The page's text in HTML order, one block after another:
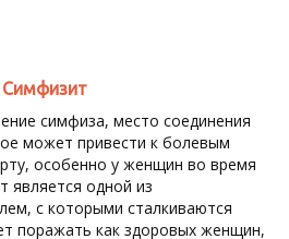
Симфизит
симфиза, место соединения
может привести к болевым
особенно у женщин во время
является одной из
с которыми сталкиваются
поражать как здоровых женщин,